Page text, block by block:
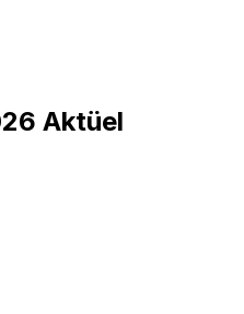
Aktüel